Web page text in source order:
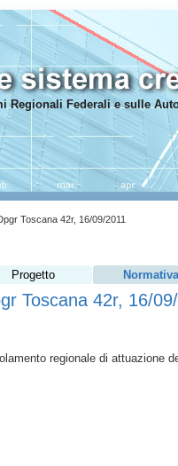
Federali e sulle
Toscana 42r, 16/09/2011
Progetto
Toscana 42r, 16/
regionale di attuazione